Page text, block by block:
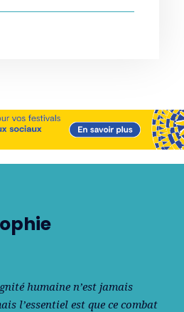
humaine n’est jamais
l’essentiel est que ce combat